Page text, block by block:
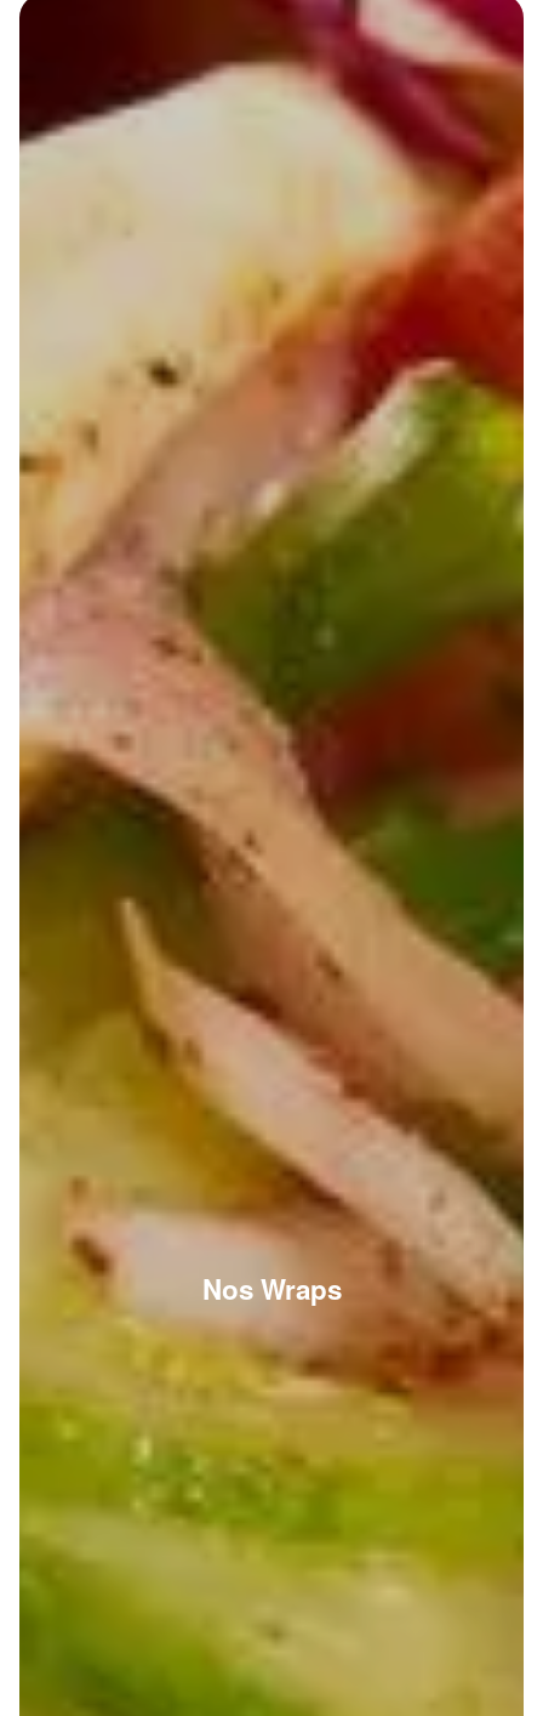
Nos Wraps